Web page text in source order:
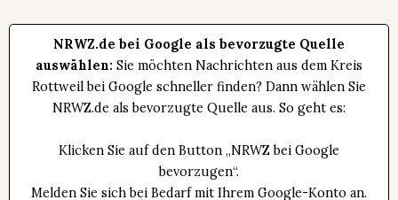
NRWZ.de bei Google als bevorzugte Quelle
auswählen: Sie möchten Nachrichten aus dem Kreis
Rottweil bei Google schneller finden? Dann wählen Sie
NRWZ.de als bevorzugte Quelle aus. So geht es:
Klicken Sie auf den Button „NRWZ bei Google
bevorzugen“.
Melden Sie sich bei Bedarf mit Ihrem Google-Konto an.